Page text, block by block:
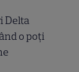
Delta
o poți